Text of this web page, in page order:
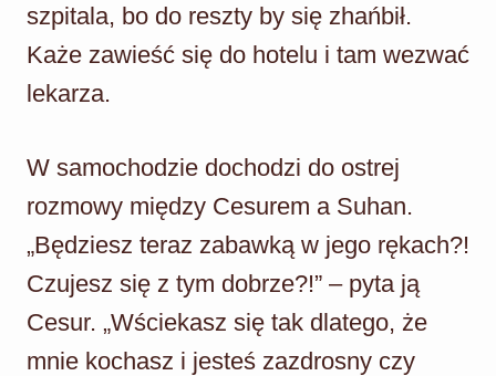
szpitala, bo do reszty by się zhańbił.
Każe zawieść się do hotelu i tam wezwać
lekarza.
W samochodzie dochodzi do ostrej
rozmowy między Cesurem a Suhan.
„Będziesz teraz zabawką w jego rękach?!
Czujesz się z tym dobrze?!” – pyta ją
Cesur. „Wściekasz się tak dlatego, że
mnie kochasz i jesteś zazdrosny czy